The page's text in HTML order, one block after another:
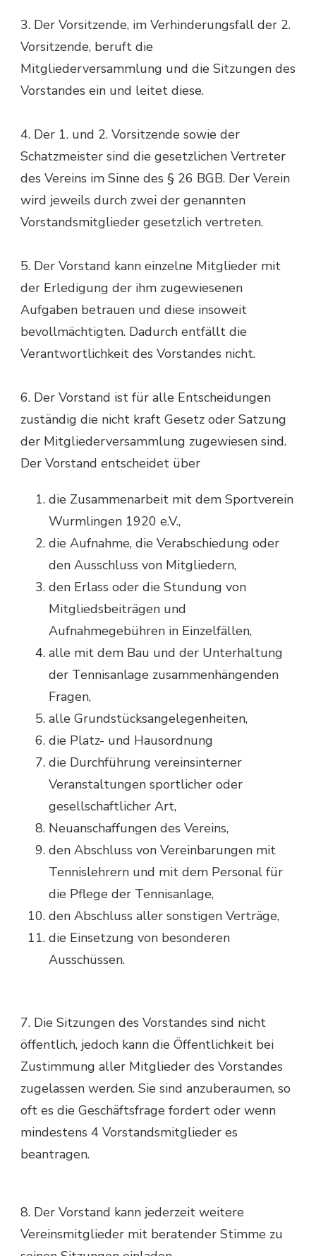
3. Der Vorsitzende, im Verhinderungsfall der 2.
Vorsitzende, beruft die
Mitgliederversammlung und die Sitzungen des
Vorstandes ein und leitet diese.
4. Der 1. und 2. Vorsitzende sowie der
Schatzmeister sind die gesetzlichen Vertreter
des Vereins im Sinne des § 26 BGB. Der Verein
wird jeweils durch zwei der genannten
Vorstandsmitglieder gesetzlich vertreten.
5. Der Vorstand kann einzelne Mitglieder mit
der Erledigung der ihm zugewiesenen
Aufgaben betrauen und diese insoweit
bevollmächtigten. Dadurch entfällt die
Verantwortlichkeit des Vorstandes nicht.
6. Der Vorstand ist für alle Entscheidungen
zuständig die nicht kraft Gesetz oder Satzung
der Mitgliederversammlung zugewiesen sind.
Der Vorstand entscheidet über
die Zusammenarbeit mit dem Sportverein
Wurmlingen 1920 e.V.,
die Aufnahme, die Verabschiedung oder
den Ausschluss von Mitgliedern,
den Erlass oder die Stundung von
Mitgliedsbeiträgen und
Aufnahmegebühren in Einzelfällen,
alle mit dem Bau und der Unterhaltung
der Tennisanlage zusammenhängenden
Fragen,
alle Grundstücksangelegenheiten,
die Platz- und Hausordnung
die Durchführung vereinsinterner
Veranstaltungen sportlicher oder
gesellschaftlicher Art,
Neuanschaffungen des Vereins,
den Abschluss von Vereinbarungen mit
Tennislehrern und mit dem Personal für
die Pflege der Tennisanlage,
den Abschluss aller sonstigen Verträge,
die Einsetzung von besonderen
Ausschüssen.
7. Die Sitzungen des Vorstandes sind nicht
öffentlich, jedoch kann die Öffentlichkeit bei
Zustimmung aller Mitglieder des Vorstandes
zugelassen werden. Sie sind anzuberaumen, so
oft es die Geschäftsfrage fordert oder wenn
mindestens 4 Vorstandsmitglieder es
beantragen.
8. Der Vorstand kann jederzeit weitere
Vereinsmitglieder mit beratender Stimme zu